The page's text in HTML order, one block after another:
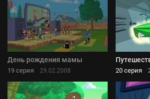
День рождения мамы
19 серия 29.02.2008 20 серия